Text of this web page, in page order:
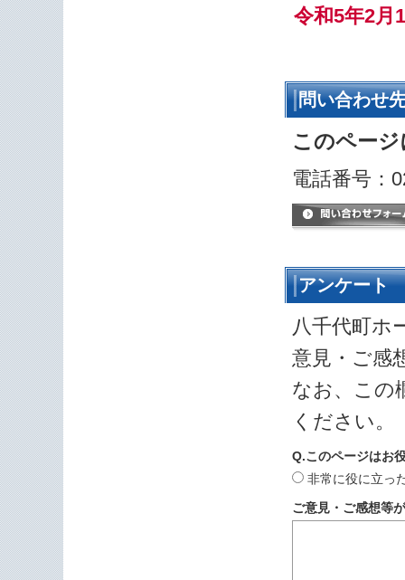
令和5年2月
問い合わせ
このペー
電話番号：
アンケート
八千代町ホ
意見・ご感
なお、この
ください。
Q.このページはお
非常に役に立っ
ご意見・ご感想等